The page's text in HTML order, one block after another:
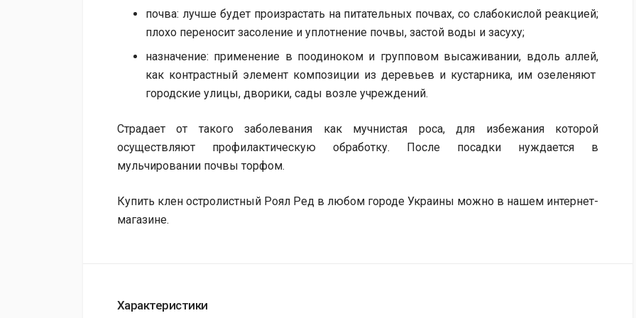
почва: лучше будет произрастать на питательных почвах, со слабокислой реакцией;
плохо переносит засоление и уплотнение почвы, застой воды и засуху;
назначение: применение в поодиноком и групповом высаживании, вдоль аллей,
как контрастный элемент композиции из деревьев и кустарника, им озеленяют
городские улицы, дворики, сады возле учреждений.
Страдает от такого заболевания как мучнистая роса, для избежания которой
осуществляют профилактическую обработку. После посадки нуждается в
мульчировании почвы торфом.
Купить клен остролистный Роял Ред в любом городе Украины можно в нашем интернет-
магазине.
Характеристики